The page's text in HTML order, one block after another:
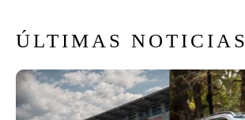
ÚLTIMAS NOTICIAS